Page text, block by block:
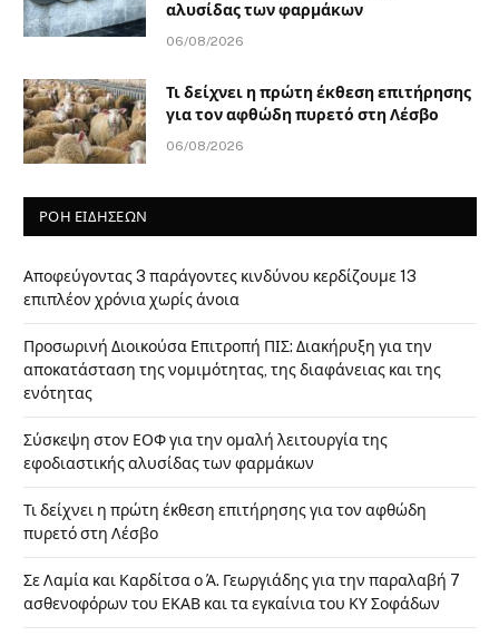
αλυσίδας των φαρμάκων
06/08/2026
Τι δείχνει η πρώτη έκθεση επιτήρησης
για τον αφθώδη πυρετό στη Λέσβο
06/08/2026
ΡΟΗ ΕΙΔΗΣΕΩΝ
Αποφεύγοντας 3 παράγοντες κινδύνου κερδίζουμε 13
επιπλέον χρόνια χωρίς άνοια
Προσωρινή Διοικούσα Επιτροπή ΠΙΣ: Διακήρυξη για την
αποκατάσταση της νομιμότητας, της διαφάνειας και της
ενότητας
Σύσκεψη στον ΕΟΦ για την ομαλή λειτουργία της
εφοδιαστικής αλυσίδας των φαρμάκων
Τι δείχνει η πρώτη έκθεση επιτήρησης για τον αφθώδη
πυρετό στη Λέσβο
Σε Λαμία και Καρδίτσα ο Ά. Γεωργιάδης για την παραλαβή 7
ασθενοφόρων του ΕΚΑΒ και τα εγκαίνια του ΚΥ Σοφάδων